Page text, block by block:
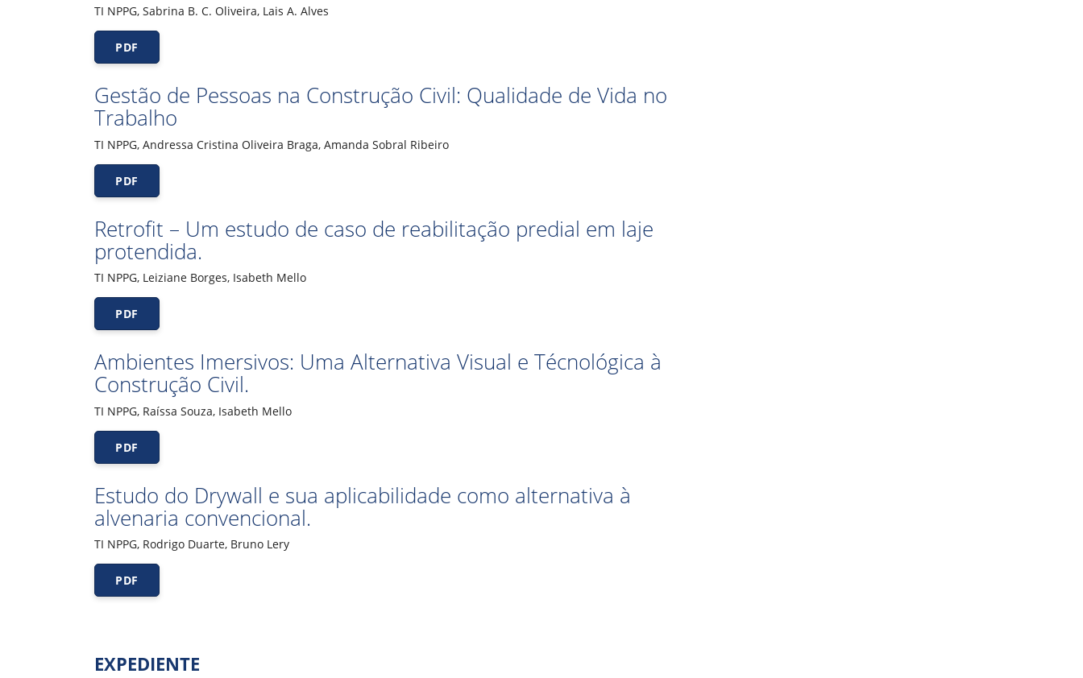
TI NPPG, Sabrina B. C. Oliveira, Lais A. Alves
PDF
Gestão de Pessoas na Construção Civil: Qualidade de Vida no
Trabalho
TI NPPG, Andressa Cristina Oliveira Braga, Amanda Sobral Ribeiro
PDF
Retrofit – Um estudo de caso de reabilitação predial em laje
protendida.
TI NPPG, Leiziane Borges, Isabeth Mello
PDF
Ambientes Imersivos: Uma Alternativa Visual e Técnológica à
Construção Civil.
TI NPPG, Raíssa Souza, Isabeth Mello
PDF
Estudo do Drywall e sua aplicabilidade como alternativa à
alvenaria convencional.
TI NPPG, Rodrigo Duarte, Bruno Lery
PDF
EXPEDIENTE